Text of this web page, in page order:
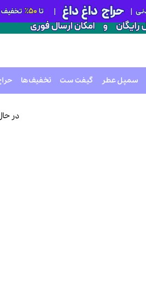
سمپل عطر گیفت ست تخفیف‌ها
در